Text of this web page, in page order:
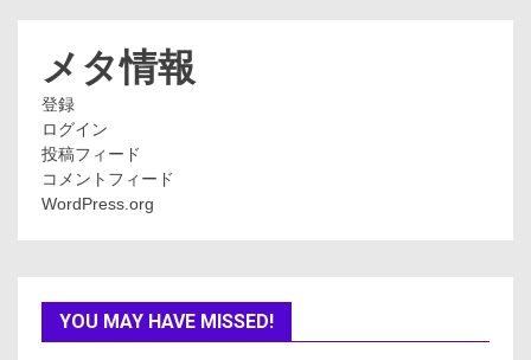
メタ情報
登録
ログイン
投稿フィード
コメントフィード
WordPress.org
YOU MAY HAVE MISSED!